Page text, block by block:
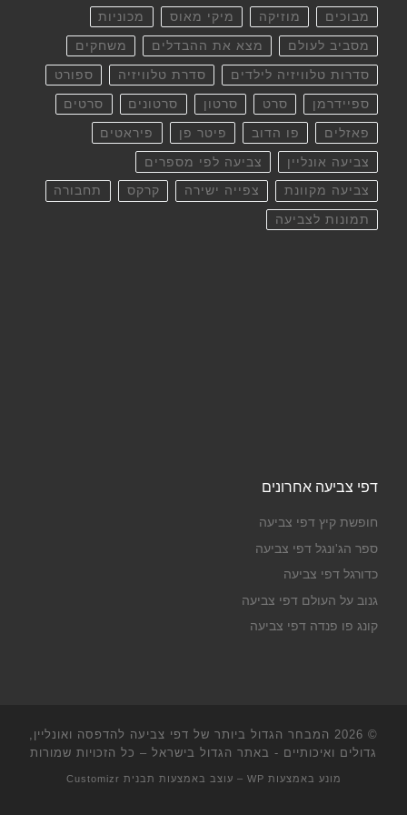
מבוכים מוזיקה מיקי מאוס מכוניות
מסביב לעולם מצא את ההבדלים משחקים
סדרות טלוויזיה לילדים סדרת טלוויזיה ספורט
ספיידרמן סרט סרטון סרטונים סרטים
פאזלים פו הדוב פיטר פן פיראטים
צביעה אונליין צביעה לפי מספרים
צביעה מקוונת צפייה ישירה קרקס תחבורה
תמונות לצביעה
דפי צביעה אחרונים
חופשת קיץ דפי צביעה
ספר הג'ונגל דפי צביעה
כדורגל דפי צביעה
גנוב על העולם דפי צביעה
קונג פו פנדה דפי צביעה
© 2026
המבחר הגדול ביותר של דפי צביעה להדפסה ואונליין,
גדולים ואיכותיים - באתר הגדול בישראל – כל הזכויות שמורות
מונע באמצעות WP – עוצב באמצעות תבנית Customizr